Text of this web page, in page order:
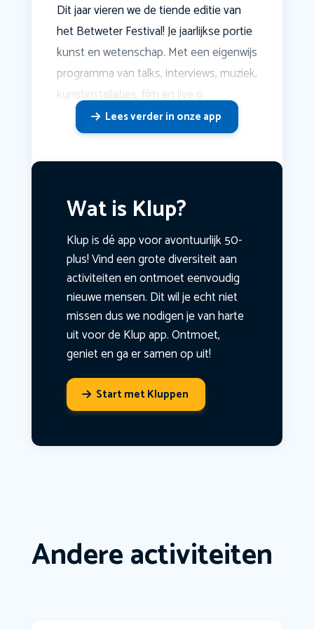
Dit jaar vieren we de tiende editie van
het Betweter Festival! Je jaarlijkse portie
kunst en wetenschap. Met een eigenwijs
programma van talks, interviews, muziek,
kunstinstallaties, film en live o
Lees verder in onze app
Wat is Klup?
Klup is dé app voor avontuurlijk 50-
plus! Vind een grote diversiteit aan
activiteiten en ontmoet eenvoudig
nieuwe mensen. Dit wil je echt niet
missen dus we nodigen je van harte
uit voor de Klup app. Ontmoet,
geniet en ga er samen op uit!
Start met Kluppen
Andere activiteiten